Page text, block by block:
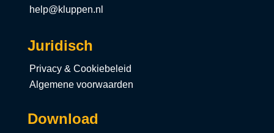
help@kluppen.nl
Juridisch
Privacy & Cookiebeleid
Algemene voorwaarden
Download